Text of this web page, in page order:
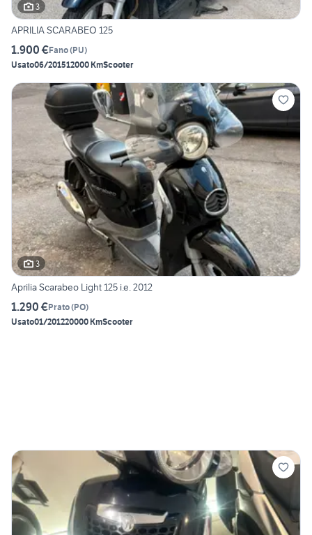
3
APRILIA SCARABEO 125
1.900 €Fano(PU)
Usato06/201512000 KmScooter
3
Aprilia Scarabeo Light 125 i.e. 2012
1.290 €Prato(PO)
Usato01/201220000 KmScooter